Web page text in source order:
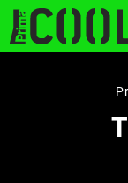
PLNEJ